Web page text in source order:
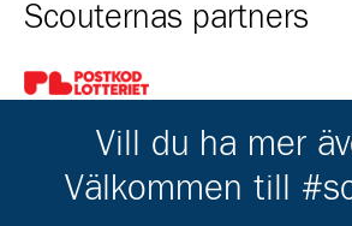
Scouternas partners
Gå till pl_50
Vill du ha mer
Välkommen till